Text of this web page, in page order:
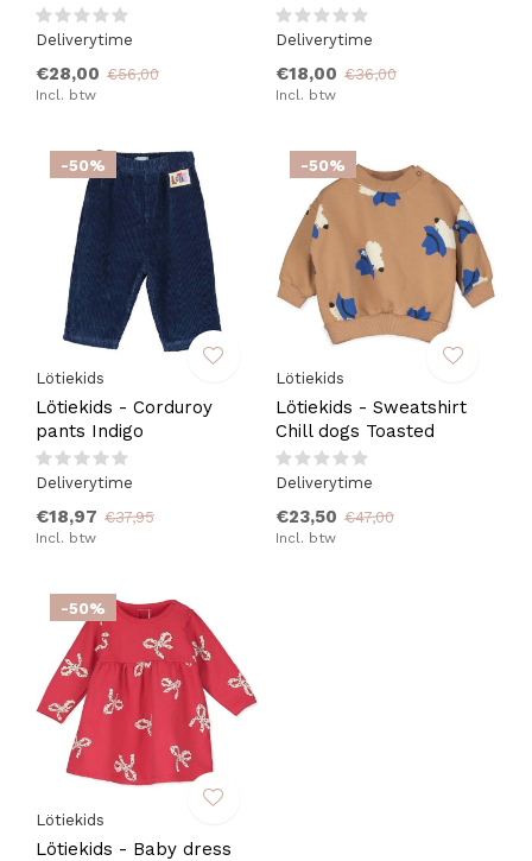
Deliverytime
€28,00 €56,00
Incl. btw
Deliverytime
€18,00 €36,00
Incl. btw
-50%
Lötiekids
Lötiekids - Corduroy
pants Indigo
Deliverytime
€18,97 €37,95
Incl. btw
-50%
Lötiekids
Lötiekids - Sweatshirt
Chill dogs Toasted
Deliverytime
€23,50 €47,00
Incl. btw
-50%
Lötiekids
Lötiekids - Baby dress